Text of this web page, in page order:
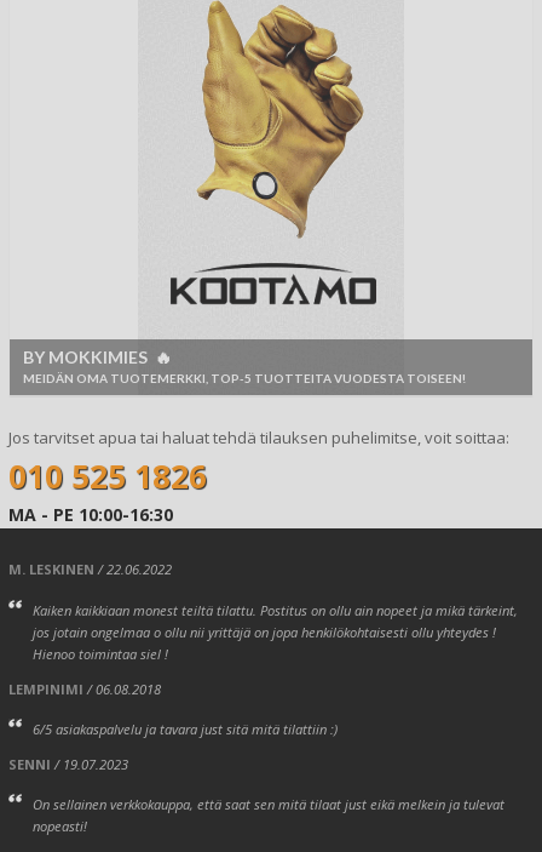
BY MOKKIMIES 🔥
MEIDÄN OMA TUOTEMERKKI, TOP-5 TUOTTEITA VUODESTA TOISEEN!
Jos tarvitset apua tai haluat tehdä tilauksen puhelimitse, voit soittaa:
010 525 1826
MA - PE 10:00-16:30
M. LESKINEN / 22.06.2022
Kaiken kaikkiaan monest teiltä tilattu. Postitus on ollu ain nopeet ja mikä tärkeint,
jos jotain ongelmaa o ollu nii yrittäjä on jopa henkilökohtaisesti ollu yhteydes !
Hienoo toimintaa siel !
LEMPINIMI / 06.08.2018
6/5 asiakaspalvelu ja tavara just sitä mitä tilattiin :)
SENNI / 19.07.2023
On sellainen verkkokauppa, että saat sen mitä tilaat just eikä melkein ja tulevat
nopeasti!